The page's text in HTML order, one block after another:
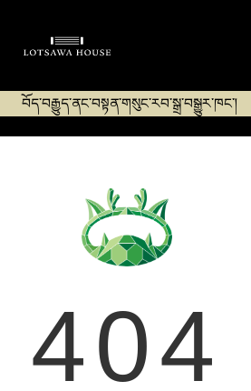
བོད་བརྒྱུད་ནང་བསྟན་གསུང་རབ་སྒྲ་བསྒྱུར་ཁང་།
404